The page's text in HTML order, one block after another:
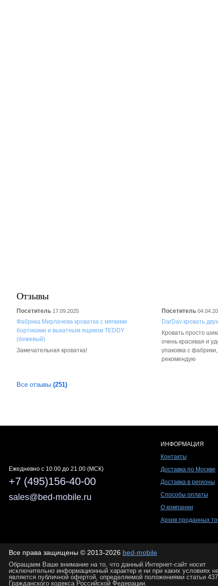
Отзывы
Посетитель 17.09.2025
Фабрика Мирлачева кроватка с мягкими
бортиками и выкатным ящиком TEDDY
(бежевый)
Замечательная кроватка!
Посетитель
DarDav кровать
Кровать просто
очень красивая и
упаковка с
рекомендую
Все отзывы (251)
Ежедневно c 10.00 до 21.00 (МСК)
+7 (495)156-40-00
sales@bed-mobile.ru
ИНФОРМАЦИЯ
Контакты
Доставка по Москве
Доставка в регионы
Способы оплаты
О компании
Архив проданных
Все права защищены © 2013-2026 bed-mobile
Обращаем Ваше внимание на то, что данный Интернет-сайт носит
исключительно информационный характер и ни при каких условиях
является публичной офертой, определяемой положениями статьи 437
Гражданского кодекса Российской Федерации.